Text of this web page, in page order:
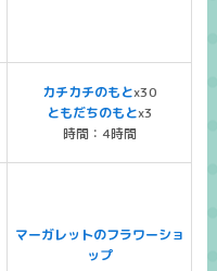
カチカチのもとx30
ともだちのもとx3
時間：4時間
マーガレットのフラワーショ
ップ